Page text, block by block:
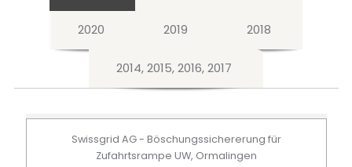
2020 2019 2018
2014, 2015, 2016, 2017
Swissgrid AG - Böschungssichererung für
Zufahrtsrampe UW, Ormalingen